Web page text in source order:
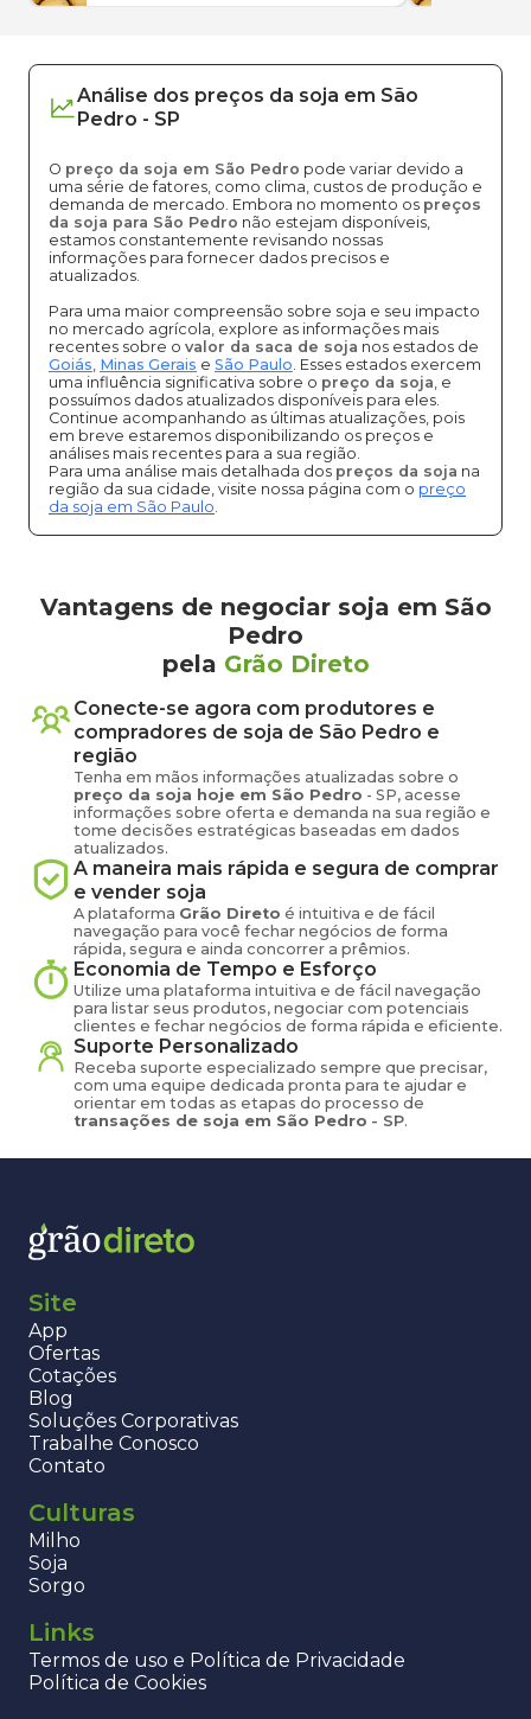
Análise dos preços da soja em São
Pedro - SP
O preço da soja em São Pedro pode variar devido a
uma série de fatores, como clima, custos de produção e
demanda de mercado. Embora no momento os preços
da soja para São Pedro não estejam disponíveis,
estamos constantemente revisando nossas
informações para fornecer dados precisos e
atualizados.
Para uma maior compreensão sobre soja e seu impacto
no mercado agrícola, explore as informações mais
recentes sobre o valor da saca de soja nos estados de
Goiás, Minas Gerais e São Paulo. Esses estados exercem
uma influência significativa sobre o preço da soja, e
possuímos dados atualizados disponíveis para eles.
Continue acompanhando as últimas atualizações, pois
em breve estaremos disponibilizando os preços e
análises mais recentes para a sua região.
Para uma análise mais detalhada dos preços da soja na
região da sua cidade, visite nossa página com o preço
da soja em São Paulo.
Vantagens de negociar soja em São
Pedro
pela Grão Direto
Conecte-se agora com produtores e
compradores de soja de São Pedro e
região
Tenha em mãos informações atualizadas sobre o
preço da soja hoje em São Pedro - SP, acesse
informações sobre oferta e demanda na sua região e
tome decisões estratégicas baseadas em dados
atualizados.
A maneira mais rápida e segura de comprar
e vender soja
A plataforma Grão Direto é intuitiva e de fácil
navegação para você fechar negócios de forma
rápida, segura e ainda concorrer a prêmios.
Economia de Tempo e Esforço
Utilize uma plataforma intuitiva e de fácil navegação
para listar seus produtos, negociar com potenciais
clientes e fechar negócios de forma rápida e eficiente.
Suporte Personalizado
Receba suporte especializado sempre que precisar,
com uma equipe dedicada pronta para te ajudar e
orientar em todas as etapas do processo de
transações de soja em São Pedro - SP.
Site
App
Ofertas
Cotações
Blog
Soluções Corporativas
Trabalhe Conosco
Contato
Culturas
Milho
Soja
Sorgo
Links
Termos de uso e Política de Privacidade
Política de Cookies